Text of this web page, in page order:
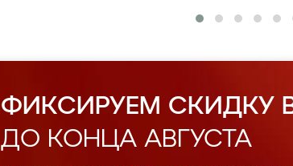
ФИКСИРУЕМ СКИДКУ
ДО КОНЦА АВГУСТА